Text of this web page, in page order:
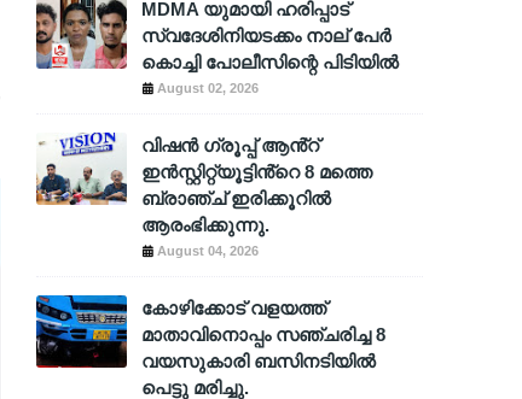
MDMA യുമായി ഹരിപ്പാട്
സ്വദേശിനിയടക്കം നാല് പേർ
കൊച്ചി പോലീസിന്റെ പിടിയിൽ
August 02, 2026
വിഷൻ ഗ്രൂപ്പ് ആൻ്റ്
ഇൻസ്റ്റിറ്റ്യൂട്ടിൻ്റെ 8 മത്തെ
ബ്രാഞ്ച് ഇരിക്കൂറിൽ
ആരംഭിക്കുന്നു.
August 04, 2026
കോഴിക്കോട് വളയത്ത്
മാതാവിനൊപ്പം സഞ്ചരിച്ച 8
വയസുകാരി ബസിനടിയിൽ
പെട്ടു മരിച്ചു.